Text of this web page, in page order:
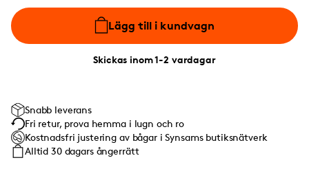
Lägg till i kundvagn
Skickas inom 1-2 vardagar
Snabb leverans
Fri retur, prova hemma i lugn och ro
Kostnadsfri justering av bågar i Synsams butiksnätverk
Alltid 30 dagars ångerrätt